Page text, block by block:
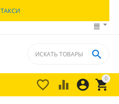
ТАКСИ
0


 
